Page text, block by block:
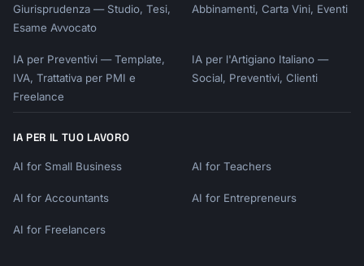
Giurisprudenza — Studio, Tesi,
Esame Avvocato
Abbinamenti, Carta Vini, Eventi
IA per Preventivi — Template,
IVA, Trattativa per PMI e
Freelance
IA per l'Artigiano Italiano —
Social, Preventivi, Clienti
IA PER IL TUO LAVORO
AI for Small Business AI for Teachers
AI for Accountants AI for Entrepreneurs
AI for Freelancers